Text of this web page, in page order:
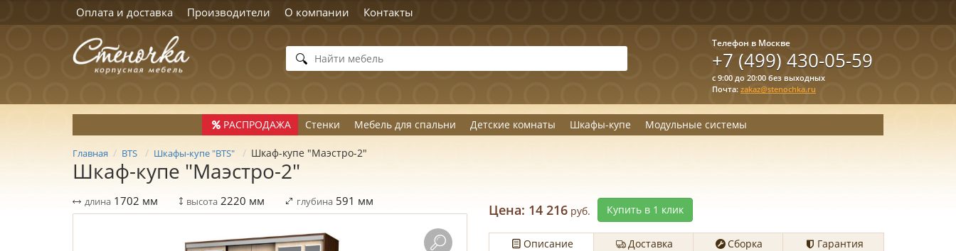
Оплата и доставка Производители О компании Контакты
Телефон в Москве
+7 (499) 430-05-59
с 9:00 до 20:00 без выходных
Почта: zakaz@stenochka.ru
РАСПРОДАЖА Стенки Мебель для спальни Детские комнаты Шкафы-купе Модульные системы
Главная BTS Шкафы-купе "BTS" Шкаф-купе "Маэстро-2"
Шкаф-купе "Маэстро-2"
длина 1702 мм высота 2220 мм глубина 591 мм
Цена: 14 216 руб. Купить в 1 клик
Описание Доставка Сборка
Гарантия